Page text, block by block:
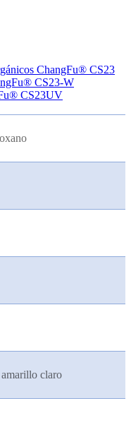
ChangFu® CS23
CS23-W
CS23UV
claro